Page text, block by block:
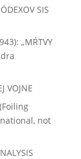
SIS
„MŔTVY
VOJNE
not